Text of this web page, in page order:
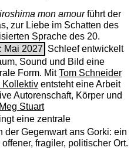
mon amourführt der
zur Liebe im Schatten des
Sprache des 20.
Mai 2027 Schleef entwickelt
Sound und Bild eine
Form. MitTom Schneider
Kollektiventsteht eine Arbeit
Autorenschaft, Körper und
Meg Stuart
eine zentrale
der Gegenwart ans Gorki: ein
fragiler, politischer Ort.